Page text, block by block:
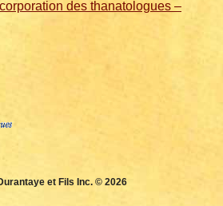
des thanatologues –
et Fils Inc. © 2026